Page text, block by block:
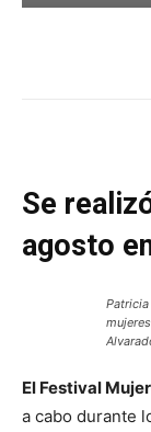
Se
agosto
El Festival
a cabo durante